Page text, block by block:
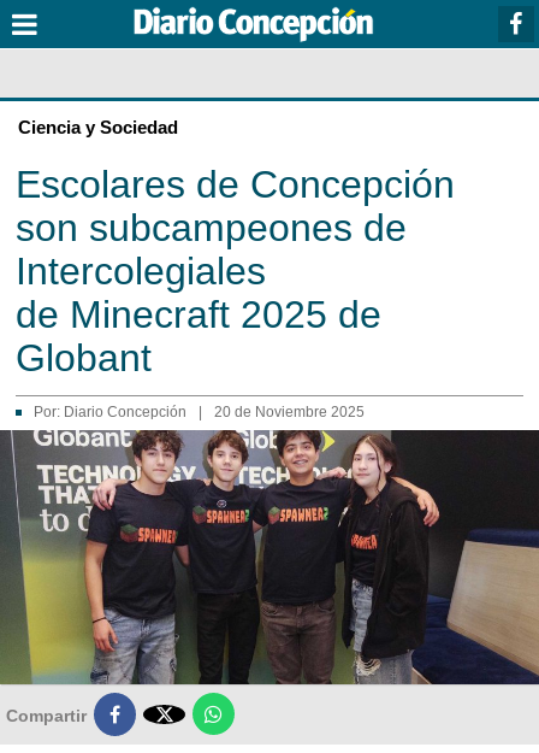
Ciencia y Sociedad
Escolares de Concepción
son subcampeones de
Intercolegiales
de Minecraft 2025 de
Globant
Por: Diario Concepción 20 de Noviembre 2025
Compartir 